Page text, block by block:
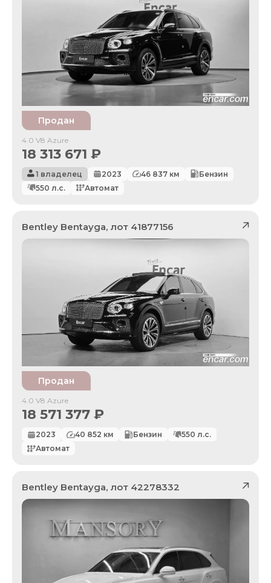
Продан
4.0 V8 Azure
18 313 671 ₽
1 владелец 2023 46 837 км
Бензин
550 л.с. Автомат
Bentley Bentayga, лот 41877156
Продан
4.0 V8 Azure
18 571 377 ₽
2023 40 852 км Бензин 550 л.с.
Автомат
Bentley Bentayga, лот 42278332